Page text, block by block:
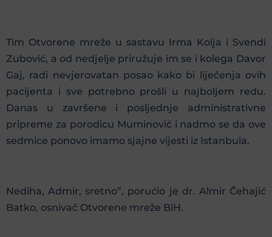
Tim Otvorene mreže u sastavu Irma Kolja i Svendi
Zubović, a od nedjelje priružuje im se i kolega Davor
Gaj, radi nevjerovatan posao kako bi liječenja ovih
pacijenta i sve potrebno prošli u najboljem redu.
Danas u završene i posljednje administrativne
pripreme za porodicu Muminović i nadmo se da ove
sedmice ponovo imamo sjajne vijesti iz Istanbula.
Nediha, Admir, sretno”, porućio je dr. Almir Čehajić
Batko, osnivač Otvorene mreže BiH.